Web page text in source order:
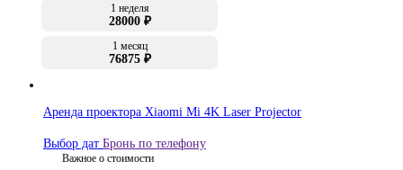
1 неделя
28000 ₽
1 месяц
76875 ₽
Аренда проектора Xiaomi Mi 4K Laser Projector
Выбор дат Бронь по телефону
Важное о стоимости